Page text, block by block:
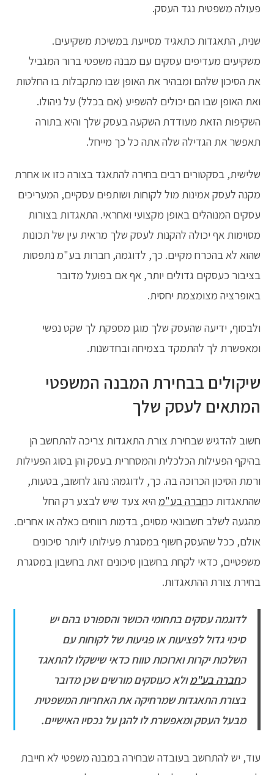
פעולה משפטית נגד העסק.
שנית, התאגדות כתאגיד מסייעת במשיכת משקיעים.
משקיעים מעדיפים עסקים עם מבנה משפטי ברור המגביל
את הסיכון שלהם ומבהיר את האופן שבו מתקבלות בו החלטות
ואת האופן שבו הם יכולים להשפיע (אם בכלל) על ניהולו.
השקיפות הזאת מעודדת השקעה בעסק שלך והיא בתורה
תאפשר את הגדילה שלה אתה כל כך מייחל.
שלישית, בסקטורים רבים בחירה להתאגד בצורה כזו או אחרת
מקנה לעסק אמינות מול לקוחות ושותפים עסקיים, המעריכים
עסקים המנוהלים באופן מקצועי ואחראי. התאגדות בצורות
מסוימות אף יכולה להקנות לעסק שלך מראית עין של תכונות
שהוא לא בהכרח מקיים. כך, לדוגמה, חברות בע"מ נתפסות
בציבור כעסקים גדולים יותר, אף אם בפועל מדובר
באופרציה מצומצמת יחסית.
ולבסוף, ידיעה שהעסק שלך מוגן מספקת לך שקט נפשי
ומאפשרת לך להתמקד בצמיחה ובחדשנות.
שיקולים בבחירת המבנה המשפטי
המתאים לעסק שלך
חשוב להדגיש שבחירת צורת התאגדות צריכה להתחשב הן
בהיקף הפעילות הכלכלית והמסחרית בעסק והן בסוג הפעילות
ורמת הסיכון הכרוכה בה. כך, לדוגמה: נהוג לחשוב, בטעות,
שהתאגדות כחברה בע"מ היא צעד שיש לבצע רק החל
מהגעה לשלב חשבונאי מסוים, בדמות רווחים כאלה או אחרים.
אולם, ככל שהעסק חשוף במסגרת פעילותו ליותר סיכונים
משפטיים, כדאי לקחת בחשבון סיכונים זאת בחשבון במסגרת
בחירת צורת ההתאגדות.
לדוגמה עסקים בתחומי הכושר והספורט בהם יש
סיכוי גדול לפציעות או פגיעות של לקוחות עם
השלכות יקרות וארוכות טווח כדאי שישקלו להתאגד
כחברה בע"מולא כעוסקים מורשים שכן מדובר
בצורת התאגדות שמרחיקה את האחריות המשפטית
מבעל העסק ומאפשרת לו להגן על נכסיו האישיים.
עוד, יש להתחשב בעובדה שבחירה במבנה משפטי לא חייבת